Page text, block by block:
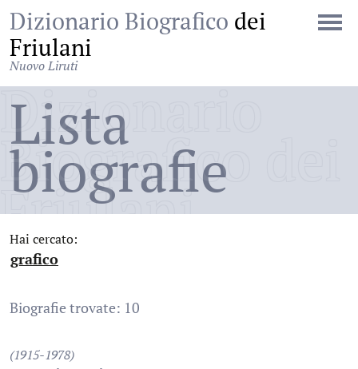
Dizionario Biografico dei
Friulani
Nuovo Liruti
Dizionario
Biografico dei
Friulani
Lista
biografie
Hai cercato:
grafico
Biografie trovate: 10
(1915-1978)